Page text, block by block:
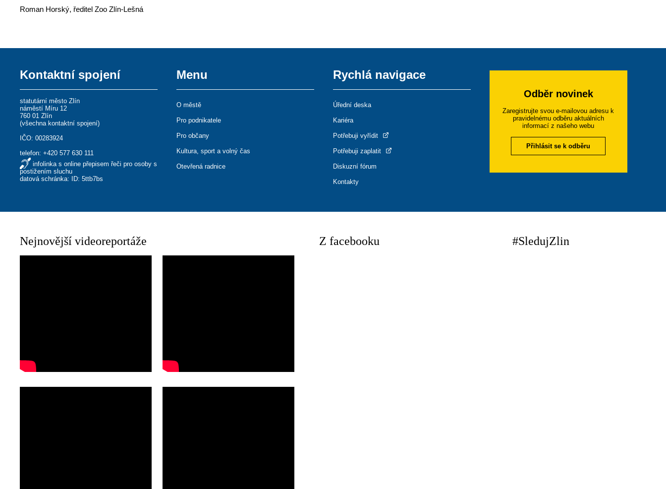
Roman Horský, ředitel Zoo Zlín-Lešná
Kontaktní spojení
statutární město Zlín
náměstí Míru 12
760 01 Zlín
(všechna kontaktní spojení)
IČO: 00283924
telefon:+420 577 630 111
infolinka s online přepisem řeči pro osoby s
postižením sluchu
datová schránka: ID: 5ttb7bs
Menu
O městě
Pro podnikatele
Pro občany
Kultura, sport a volný čas
Otevřená radnice
Rychlá navigace
Úřední deska
Kariéra
Potřebuji vyřídit
Potřebuji zaplatit
Diskuzní fórum
Kontakty
Odběr novinek
Zaregistrujte svou e-mailovou adresu k
pravidelnému odběru aktuálních
informací z našeho webu
Přihlásit se k odběru
Nejnovější videoreportáže Z facebooku #SledujZlin